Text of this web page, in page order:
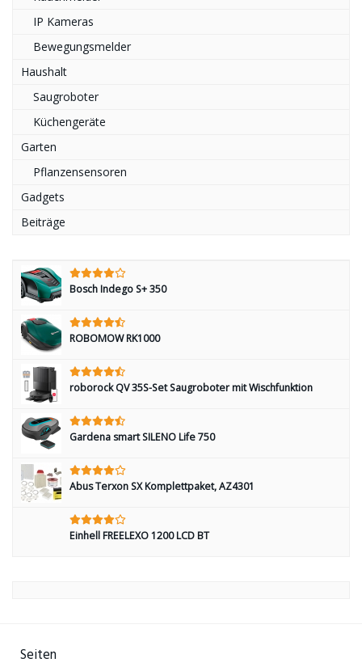
IP Kameras
Bewegungsmelder
Haushalt
Saugroboter
Küchengeräte
Garten
Pflanzensensoren
Gadgets
Beiträge
Bosch Indego S+ 350
ROBOMOW RK1000
roborock QV 35S-Set Saugroboter mit Wischfunktion
Gardena smart SILENO Life 750
Abus Terxon SX Komplettpaket, AZ4301
Einhell FREELEXO 1200 LCD BT
Seiten